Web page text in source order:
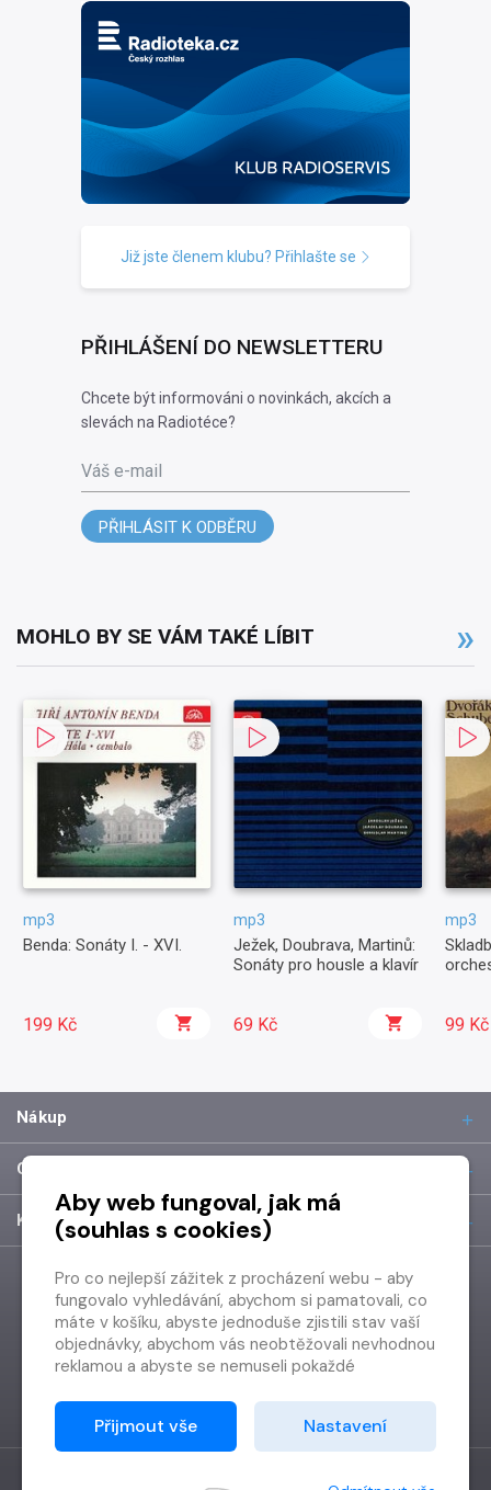
Již jste členem klubu? Přihlašte se
PŘIHLÁŠENÍ DO NEWSLETTERU
Chcete být informováni o novinkách, akcích a
slevách na Radiotéce?
Váš e-mail
PŘIHLÁSIT K ODBĚRU
MOHLO BY SE VÁM TAKÉ LÍBIT
mp3
Benda: Sonáty I. - XVI.
199 Kč
mp3
Ježek, Doubrava, Martinů:
Sonáty pro housle a klavír
69 Kč
mp3
99 Kč
Nákup
O společnosti
Kontakt
Aby web fungoval, jak má
(souhlas s cookies)
Pro co nejlepší zážitek z procházení webu - aby
fungovalo vyhledávání, abychom si pamatovali, co
máte v košíku, abyste jednoduše zjistili stav vaší
objednávky, abychom vás neobtěžovali nevhodnou
reklamou a abyste se nemuseli pokaždé
Proto od vás potřebujeme souhlas se
zpracováním souborů cookies
Přijmout vše Nastavení